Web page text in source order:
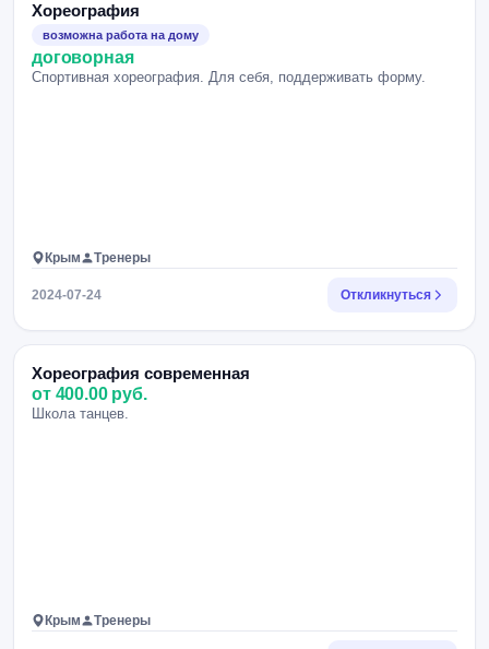
Хореография
возможна работа на дому
договорная
Спортивная хореография. Для себя, поддерживать форму.
Крым Тренеры
2024-07-24 Откликнуться
Хореография современная
от 400.00 руб.
Школа танцев.
Крым Тренеры